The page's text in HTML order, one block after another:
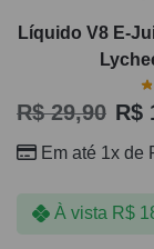
Líquido V8 E-
R$29,90 R$
Em até 1x de
À vista R$